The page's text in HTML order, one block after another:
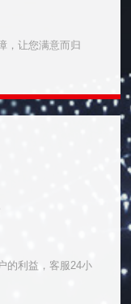
，让您满意而归
的利益，客服24小